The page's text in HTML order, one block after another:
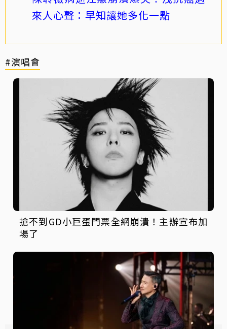
來人心聲：早知讓她多化一點
#演唱會
搶不到GD小巨蛋門票全網崩潰！主辦宣布加
場了